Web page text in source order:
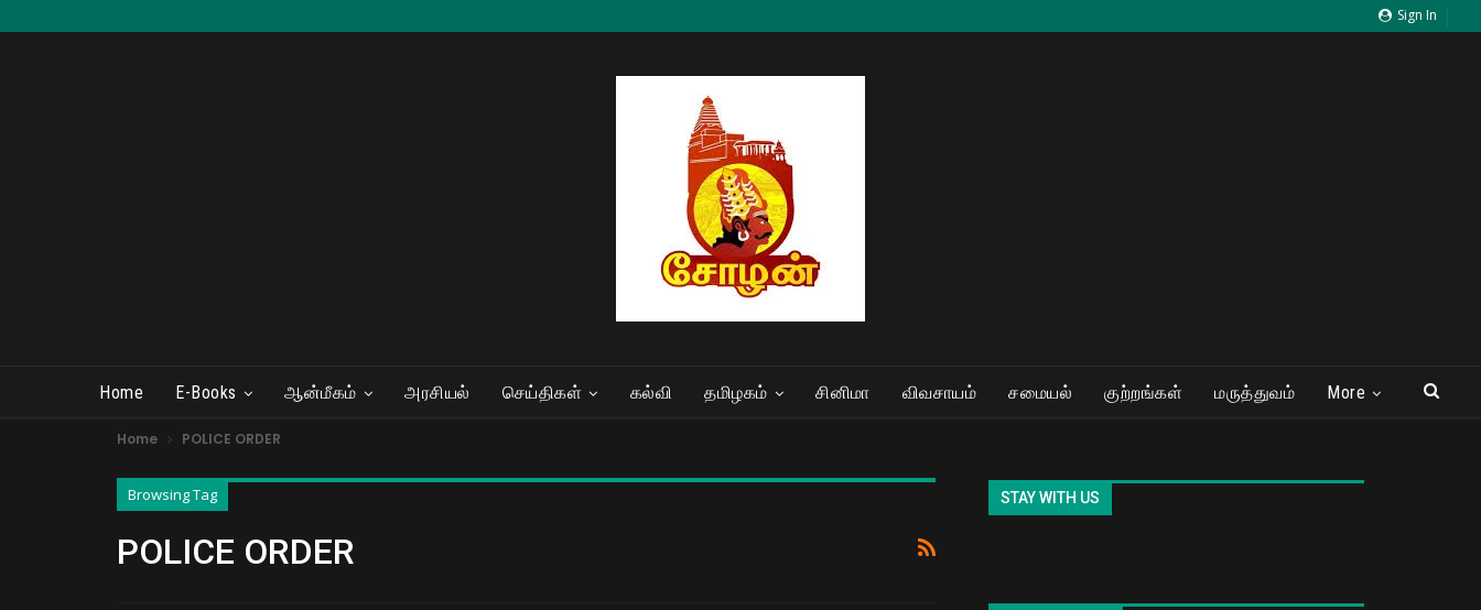
Sign In
Home E-Books ஆன்மீகம் அரசியல் செய்திகள் கல்வி தமிழகம் சினிமா விவசாயம் சமையல் குற்றங்கள் மருத்துவம் More
Home POLICE ORDER
Browsing Tag
POLICE ORDER
STAY WITH US